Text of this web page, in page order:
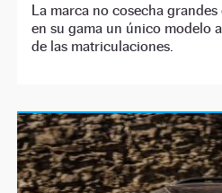
La marca no cosecha
en su gama un único modelo
de las matriculaciones.